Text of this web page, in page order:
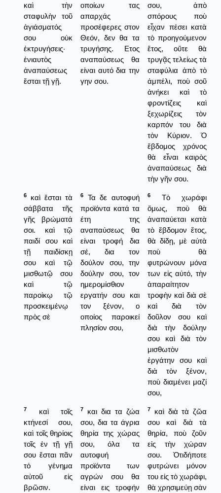
καὶ τὴν
σταφυλὴν τοῦ
ἁγιάσματός
σου οὐκ
ἐκτρυγήσεις·
ἐνιαυτὸς
ἀναπαύσεως
ἔσται τῇ γῇ.
οποίων τας
απαρχάς
προσέφερες στον
Θεόν, δεν θα τα
τρυγήσης. Ετος
αναπαύσεως θα
είναι αυτό δια την
γην σου.
σου, ἀπὸ
σπόρους ποὺ
εἶχαν πέσει κατὰ
τὸ προηγούμενον
ἔτος, οὔτε θὰ
τρυγᾷς τελείως τὰ
σταφύλια ἀπὸ τὸ
ἀμπέλι, ποὺ σοῦ
ἀνήκει καὶ τὸ
φροντίζεις καὶ
ξεχωρίζεις τὸν
καρπόν του διὰ
τὸν Κύριον. Ὁ
ἕβδομος χρόνος
θὰ εἶναι καιρὸς
ἀναπαύσεως διὰ
τὴν γῆν σου.
6
καὶ ἔσται τὰ
σάββατα τῆς
γῆς βρώματά
σοι. καὶ τῷ
παιδί σου καὶ
τῇ παιδίσκῃ
σου καὶ τῷ
μισθωτῷ σου
καὶ τῷ
παροίκῳ τῷ
προσκειμένῳ
πρὸς σὲ
6
Τα δε αυτοφυή
προϊόντα κατά τα
έτη της
αναπαύσεως θα
είναι τροφή δια
σέ, δια τον
δούλον σου, την
δούλην σου, τον
ημερομίσθιον
εργατήν σου και
τον ξένον, ο
οποίος παροικεί
πλησίον σου,
6
Τὸ χωράφι
ὅμως, ποὺ θὰ
ἀναπαύεται κατὰ
τὸ ἕβδομον ἔτος,
θὰ δίδῃ, μὲ αὐτὰ
ποὺ θὰ
φυτρώνουν μόνα
των εἰς αὐτό, τὴν
ἀπαραίτητον
τροφὴν καὶ διὰ σὲ
καὶ διὰ τὸν
δοῦλον σου καὶ
διὰ τὴν δούλην
σου καὶ διὰ τὸν
μισθωτὸν
ἐργάτην σου καὶ
διὰ τὸν ξένον,
ποὺ διαμένει μαζί
σου,
7
καὶ τοῖς
κτήνεσί σου,
καὶ τοῖς θηρίοις
τοῖς ἐν τῇ γῇ
σου ἔσται πᾶν
τό γένημα
αὐτοῦ εἰς
βρῶσιν.
7
και δια τα ζώα
σου, δια τα άγρια
θηρία της χώρας
σου, όλα τα
αυτοφυή
προϊόντα των
αγρών σου θα
είναι εις τροφήν
7
καὶ διὰ τὰ ζῶα
σου καὶ διὰ τὰ
θηρία, ποὺ ζοῦν
εἰς τὴν χώραν
σου. Ὀτιδήποτε
φυτρώνει μόνον
του εἰς τὸ χωράφι,
θὰ χρησιμεύῃ σὰν